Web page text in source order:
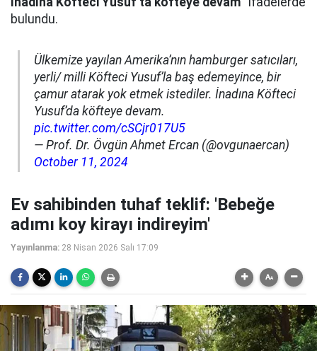
bulundu.
Ülkemize yayılan Amerika’nın hamburger satıcıları,
yerli/ milli Köfteci Yusuf’la baş edemeyince, bir
çamur atarak yok etmek istediler. İnadına Köfteci
Yusuf’da köfteye devam.
pic.twitter.com/cSCjr017U5
— Prof. Dr. Övgün Ahmet Ercan (@ovgunaercan)
October 11, 2024
Ev sahibinden tuhaf teklif: 'Bebeğe
adımı koy kirayı indireyim'
Yayınlanma: 28 Nisan 2026 Salı 17:09